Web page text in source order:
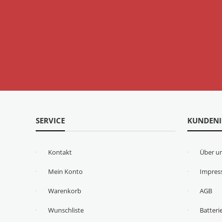
SERVICE
Kontakt
Mein Konto
Warenkorb
Wunschliste
Über
AGB